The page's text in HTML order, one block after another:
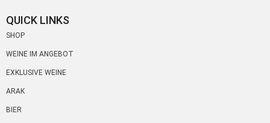
QUICK LINKS
SHOP
WEINE IM ANGEBOT
EXKLUSIVE WEINE
ARAK
BIER